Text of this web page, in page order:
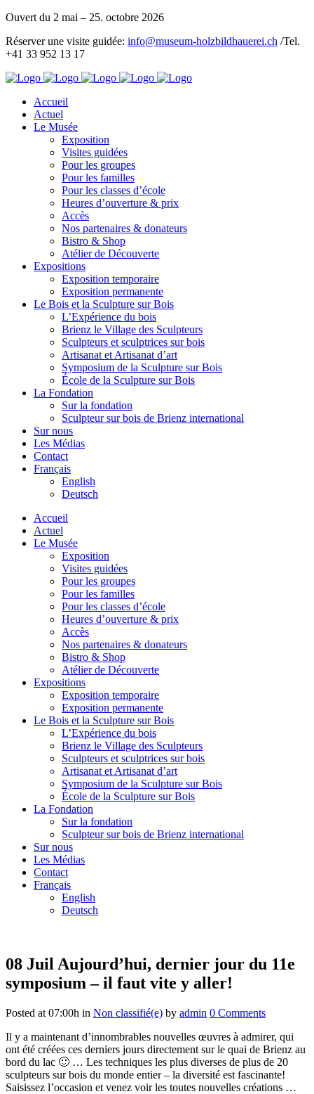
Ouvert du 2 mai – 25. octobre 2026
Réserver une visite guidée: info@museum-holzbildhauerei.ch /Tel.
+41 33 952 13 17
Accueil
Actuel
Le Musée
Exposition
Visites guidées
Pour les groupes
Pour les familles
Pour les classes d’école
Heures d’ouverture & prix
Accès
Nos partenaires & donateurs
Bistro & Shop
Atélier de Découverte
Expositions
Exposition temporaire
Exposition permanente
Le Bois et la Sculpture sur Bois
L’Expérience du bois
Brienz le Village des Sculpteurs
Sculpteurs et sculptrices sur bois
Artisanat et Artisanat d’art
Symposium de la Sculpture sur Bois
École de la Sculpture sur Bois
La Fondation
Sur la fondation
Sculpteur sur bois de Brienz international
Sur nous
Les Médias
Contact
Français
English
Deutsch
Accueil
Actuel
Le Musée
Exposition
Visites guidées
Pour les groupes
Pour les familles
Pour les classes d’école
Heures d’ouverture & prix
Accès
Nos partenaires & donateurs
Bistro & Shop
Atélier de Découverte
Expositions
Exposition temporaire
Exposition permanente
Le Bois et la Sculpture sur Bois
L’Expérience du bois
Brienz le Village des Sculpteurs
Sculpteurs et sculptrices sur bois
Artisanat et Artisanat d’art
Symposium de la Sculpture sur Bois
École de la Sculpture sur Bois
La Fondation
Sur la fondation
Sculpteur sur bois de Brienz international
Sur nous
Les Médias
Contact
Français
English
Deutsch
08 Juil Aujourd’hui, dernier jour du 11e
symposium – il faut vite y aller!
Posted at 07:00h in Non classifié(e) by admin 0 Comments
Il y a maintenant d’innombrables nouvelles œuvres à admirer, qui
ont été créées ces derniers jours directement sur le quai de Brienz au
bord du lac 🙂 … Les techniques les plus diverses de plus de 20
sculpteurs sur bois du monde entier – la diversité est fascinante!
Saisissez l’occasion et venez voir les toutes nouvelles créations …